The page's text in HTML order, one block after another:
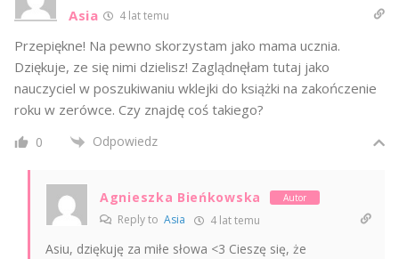
Asia 4 lat temu
Przepiękne! Na pewno skorzystam jako mama ucznia.
Dziękuje, ze się nimi dzielisz! Zaglądnęłam tutaj jako
nauczyciel w poszukiwaniu wklejki do książki na zakończenie
roku w zerówce. Czy znajdę coś takiego?
0 Odpowiedz
Agnieszka Bieńkowska Autor
Reply to Asia 4 lat temu
Asiu, dziękuję za miłe słowa <3 Cieszę się, że